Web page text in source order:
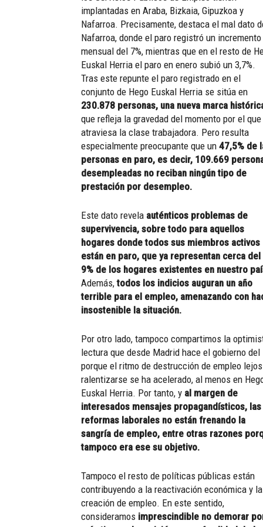
implantadas en Araba, Bizkaia, Gipuzkoa y
Nafarroa. Precisamente, destaca el mal dato
Nafarroa, donde el paro registró un incremento
mensual del 7%, mientras que en el resto de
Euskal Herria el paro en enero subió un 3,7%.
Tras este repunte el paro registrado en el
conjunto de Hego Euskal Herria se sitúa en
230.878 personas, una nueva marca
que refleja la gravedad del momento por el que
atraviesa la clase trabajadora. Pero resulta
especialmente preocupante que un 47,5% de
personas en paro, es decir, 109.669
desempleadas no reciban ningún tipo de
prestación por desempleo.
Este dato revela auténticos problemas de
supervivencia, sobre todo para aquellos
hogares donde todos sus miembros activos
están en paro, que ya representan cerca del
9% de los hogares existentes en nuestro
Además,todos los indicios auguran un año
terrible para el empleo, amenazando con
insostenible la situación.
Por otro lado, tampoco compartimos la
lectura que desde Madrid hace el gobierno del
porque el ritmo de destrucción de empleo
ralentizarse se ha acelerado, al menos en
Euskal Herria. Por tanto, y al margen de
interesados mensajes propagandísticos, las
reformas laborales no están frenando la
sangría de empleo, entre otras razones
tampoco era ese su objetivo.
Tampoco el resto de políticas públicas están
contribuyendo a la reactivación económica y la
creación de empleo. En este sentido,
consideramos imprescindible no demorar